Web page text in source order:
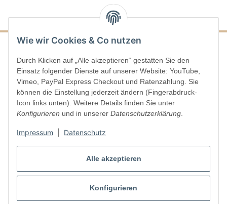
Alle akzeptieren
Konfigurieren
Wie wir Cookies & Co nutzen
Durch Klicken auf „Alle akzeptieren“ gestatten Sie den
Einsatz folgender Dienste auf unserer Website: YouTube,
Vimeo, PayPal Express Checkout und Ratenzahlung. Sie
können die Einstellung jederzeit ändern (Fingerabdruck-
Icon links unten). Weitere Details finden Sie unter
Konfigurieren und in unserer Datenschutzerklärung.
Impressum Datenschutz
Informationen
Gesetzliche Informationen
Vertrag widerrufen
* Alle Preise inkl. gesetzlicher USt., zzgl.